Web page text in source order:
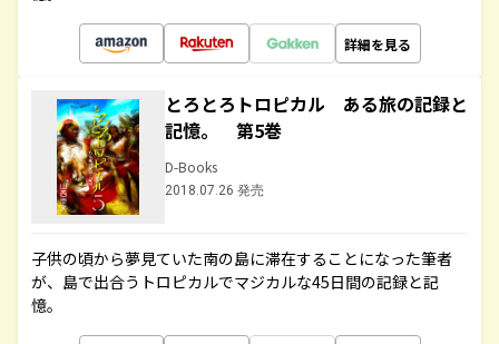
詳細を見る
とろとろトロピカル ある旅の記録と
記憶。 第5巻
D-Books
2018.07.26 発売
子供の頃から夢見ていた南の島に滞在することになった筆者
が、島で出合うトロピカルでマジカルな45日間の記録と記
憶。